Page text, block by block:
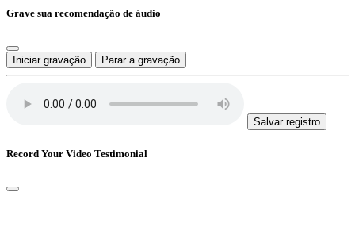
Grave sua recomendação de áudio
Iniciar gravação Parar a gravação
Salvar registro
Record Your Video Testimonial